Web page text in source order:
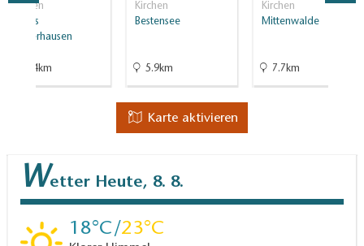
Museen
Königs
Wusterhausen
10.4km
Kirchen
Bestensee
5.9km
Kirchen
Mittenwalde
7.7km
Karte aktivieren
Wetter Heute, 8. 8.
18 23